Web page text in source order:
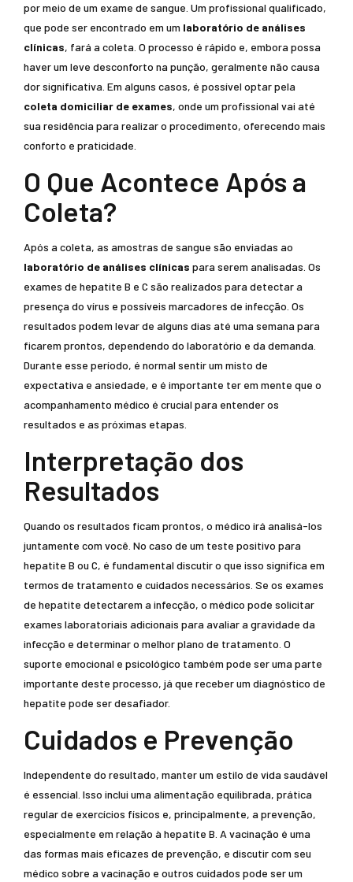
por meio de um exame de sangue. Um profissional qualificado,
que pode ser encontrado em um laboratório de análises
clínicas, fará a coleta. O processo é rápido e, embora possa
haver um leve desconforto na punção, geralmente não causa
dor significativa. Em alguns casos, é possível optar pela
coleta domiciliar de exames, onde um profissional vai até
sua residência para realizar o procedimento, oferecendo mais
conforto e praticidade.
O Que Acontece Após a
Coleta?
Após a coleta, as amostras de sangue são enviadas ao
laboratório de análises clínicas para serem analisadas. Os
exames de hepatite B e C são realizados para detectar a
presença do vírus e possíveis marcadores de infecção. Os
resultados podem levar de alguns dias até uma semana para
ficarem prontos, dependendo do laboratório e da demanda.
Durante esse período, é normal sentir um misto de
expectativa e ansiedade, e é importante ter em mente que o
acompanhamento médico é crucial para entender os
resultados e as próximas etapas.
Interpretação dos
Resultados
Quando os resultados ficam prontos, o médico irá analisá-los
juntamente com você. No caso de um teste positivo para
hepatite B ou C, é fundamental discutir o que isso significa em
termos de tratamento e cuidados necessários. Se os exames
de hepatite detectarem a infecção, o médico pode solicitar
exames laboratoriais adicionais para avaliar a gravidade da
infecção e determinar o melhor plano de tratamento. O
suporte emocional e psicológico também pode ser uma parte
importante deste processo, já que receber um diagnóstico de
hepatite pode ser desafiador.
Cuidados e Prevenção
Independente do resultado, manter um estilo de vida saudável
é essencial. Isso inclui uma alimentação equilibrada, prática
regular de exercícios físicos e, principalmente, a prevenção,
especialmente em relação à hepatite B. A vacinação é uma
das formas mais eficazes de prevenção, e discutir com seu
médico sobre a vacinação e outros cuidados pode ser um